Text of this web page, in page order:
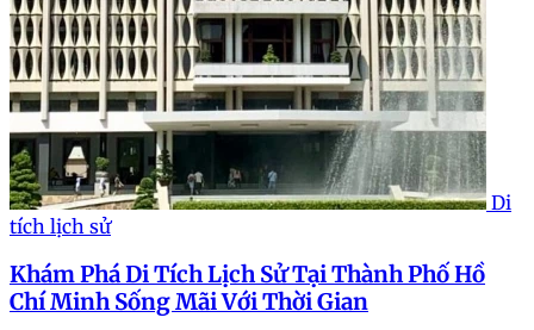
Di
tích lịch sử
Khám Phá Di Tích Lịch Sử Tại Thành Phố Hồ
Chí Minh Sống Mãi Với Thời Gian